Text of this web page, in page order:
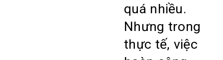
quá nhiều.
Nhưng trong
thực tế, việc